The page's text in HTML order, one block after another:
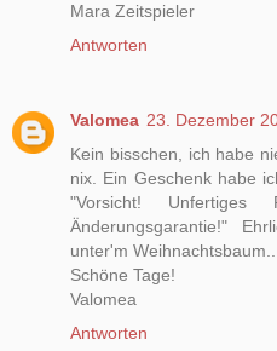
Mara Zeitspieler
Antworten
Valomea 23. Dezember
Kein bisschen, ich habe
nix. Ein Geschenk habe
"Vorsicht! Unfertiges
Änderungsgarantie!"
unter'm
Schöne Tage!
Valomea
Antworten